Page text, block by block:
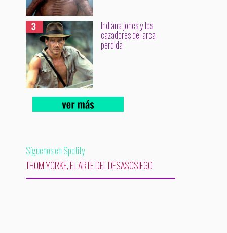
Indiana jones y los
cazadores del arca
perdida
Síguenos en Spotify
THOM YORKE, EL ARTE DEL DESASOSIEGO